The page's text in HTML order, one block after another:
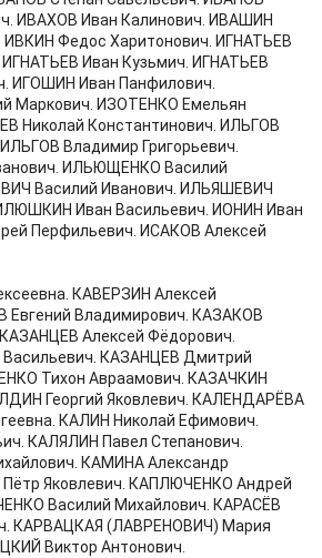
ИВАХОВ Иван Калинович. ИВАШИН
ИВКИН Федос Харитонович. ИГНАТЬЕВ
ИГНАТЬЕВ Иван Кузьмич. ИГНАТЬЕВ
ИГОШИН Иван Панфилович.
Маркович. ИЗОТЕНКО Емельян
Николай Константинович. ИЛЬГОВ
Владимир Григорьевич.
ИЛЬЮЩЕНКО Василий
Василий Иванович. ИЛЬЯШЕВИЧ
Иван Васильевич. ИОНИН Иван
Перфильевич. ИСАКОВ Алексей
КАВЕРЗИН Алексей
Евгений Владимирович. КАЗАКОВ
Алексей Фёдорович.
КАЗАНЦЕВ Дмитрий
Тихон Авраамович. КАЗАЧКИН
Георгий Яковлевич. КАЛЕНДАРЁВА
КАЛИН Николай Ефимович.
КАЛЯЛИН Павел Степанович.
КАМИНА Александр
Яковлевич. КАПЛЮЧЕНКО Андрей
Василий Михайлович. КАРАСЁВ
КАРВАЦКАЯ (ЛАВРЕНОВИЧ) Мария
Виктор Антонович.